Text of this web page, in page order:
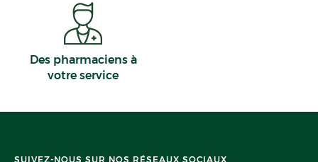
Des pharmaciens à
votre service
SUIVEZ-NOUS SUR NOS RÉSEAUX SOCIAUX